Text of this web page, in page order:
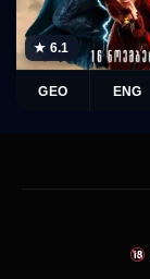
★ 6.1
GEO ENG